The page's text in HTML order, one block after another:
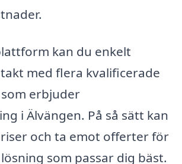
kan du enkelt
med flera kvalificerade
erbjuder
i Älvängen. På så sätt kan
och ta emot offerter för
som passar dig bäst.